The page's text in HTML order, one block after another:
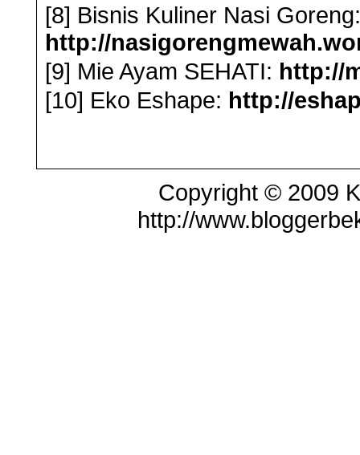
[8] Bisnis Kuliner Nasi
http://
[9] Mie Ayam SEHATI: http://
[10] Eko Eshape: http://
Copyright © 2009
http://